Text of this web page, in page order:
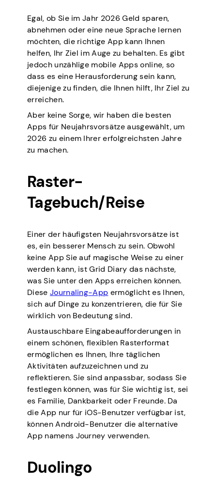
Egal, ob Sie im Jahr 2026 Geld sparen,
abnehmen oder eine neue Sprache lernen
möchten, die richtige App kann Ihnen
helfen, Ihr Ziel im Auge zu behalten. Es gibt
jedoch unzählige mobile Apps online, so
dass es eine Herausforderung sein kann,
diejenige zu finden, die Ihnen hilft, Ihr Ziel zu
erreichen.
Aber keine Sorge, wir haben die besten
Apps für Neujahrsvorsätze ausgewählt, um
2026 zu einem Ihrer erfolgreichsten Jahre
zu machen.
Raster-
Tagebuch/Reise
Einer der häufigsten Neujahrsvorsätze ist
es, ein besserer Mensch zu sein. Obwohl
keine App Sie auf magische Weise zu einer
werden kann, ist Grid Diary das nächste,
was Sie unter den Apps erreichen können.
Diese Journaling-App ermöglicht es Ihnen,
sich auf Dinge zu konzentrieren, die für Sie
wirklich von Bedeutung sind.
Austauschbare Eingabeaufforderungen in
einem schönen, flexiblen Rasterformat
ermöglichen es Ihnen, Ihre täglichen
Aktivitäten aufzuzeichnen und zu
reflektieren. Sie sind anpassbar, sodass Sie
festlegen können, was für Sie wichtig ist, sei
es Familie, Dankbarkeit oder Freunde. Da
die App nur für iOS-Benutzer verfügbar ist,
können Android-Benutzer die alternative
App namens Journey verwenden.
Duolingo